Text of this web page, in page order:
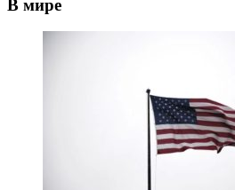
В мире